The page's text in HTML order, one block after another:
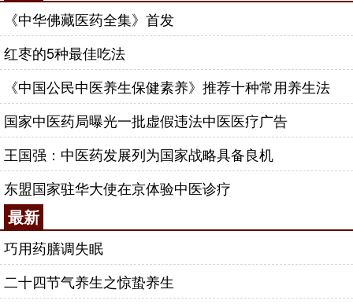
《中华佛藏医药全集》首发
红枣的5种最佳吃法
《中国公民中医养生保健素养》推荐十种常用养生法
国家中医药局曝光一批虚假违法中医医疗广告
王国强：中医药发展列为国家战略具备良机
东盟国家驻华大使在京体验中医诊疗
最新
巧用药膳调失眠
二十四节气养生之惊蛰养生